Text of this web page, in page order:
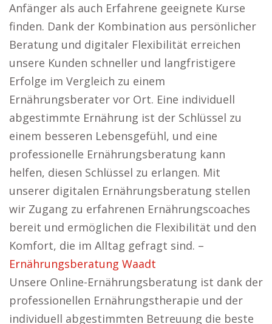
Anfänger als auch Erfahrene geeignete Kurse
finden. Dank der Kombination aus persönlicher
Beratung und digitaler Flexibilität erreichen
unsere Kunden schneller und langfristigere
Erfolge im Vergleich zu einem
Ernährungsberater vor Ort. Eine individuell
abgestimmte Ernährung ist der Schlüssel zu
einem besseren Lebensgefühl, und eine
professionelle Ernährungsberatung kann
helfen, diesen Schlüssel zu erlangen. Mit
unserer digitalen Ernährungsberatung stellen
wir Zugang zu erfahrenen Ernährungscoaches
bereit und ermöglichen die Flexibilität und den
Komfort, die im Alltag gefragt sind. –
Ernährungsberatung Waadt
Unsere Online-Ernährungsberatung ist dank der
professionellen Ernährungstherapie und der
individuell abgestimmten Betreuung die beste